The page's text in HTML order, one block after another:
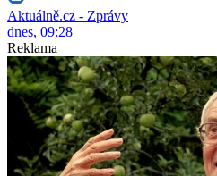
Aktuálně.cz - Zprávy
dnes, 09:28
Reklama